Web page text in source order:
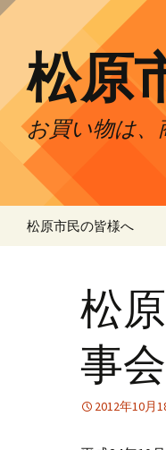
松原
お買い物は、
松原市民の皆様へ
まつばら市民まつり
松原市元希者商品券
歳末大感謝フェア
松
事
2012年10月